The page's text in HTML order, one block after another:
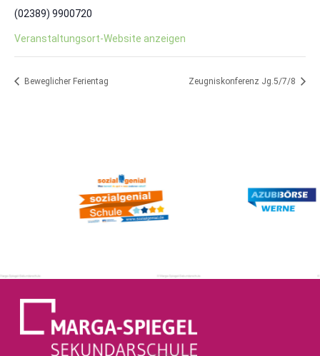
(02389) 9900720
Veranstaltungsort-Website anzeigen
Beweglicher Ferientag Zeugniskonferenz Jg.5/7/8